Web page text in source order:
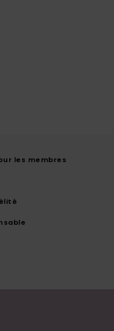
les membres